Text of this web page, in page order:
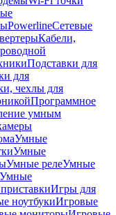
PowerlineСетевые
Кабели,
Подставки для
для
чехлы для
Программное
умным
Умные
Умные
Умные релеУмные
Умные
Игры для
ноутбукиИгровые